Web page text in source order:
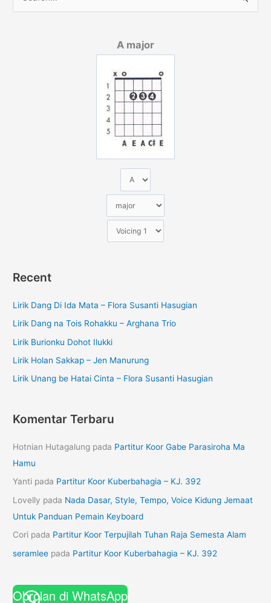
A major
Recent
Lirik Dang Di Ida Mata – Flora Susanti Hasugian
Lirik Dang na Tois Rohakku – Arghana Trio
Lirik Burionku Dohot Ilukki
Lirik Holan Sakkap – Jen Manurung
Lirik Unang be Hatai Cinta – Flora Susanti Hasugian
Komentar Terbaru
Hotnian Hutagalung pada Partitur Koor Gabe Parasiroha Ma
Hamu
Yanti pada Partitur Koor Kuberbahagia – KJ. 392
Lovelly pada Nada Dasar, Style, Tempo, Voice Kidung Jemaat
Untuk Panduan Pemain Keyboard
Cori pada Partitur Koor Terpujilah Tuhan Raja Semesta Alam
seramlee pada Partitur Koor Kuberbahagia – KJ. 392
Obrolan di WhatsApp